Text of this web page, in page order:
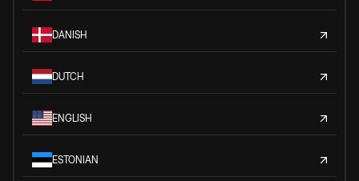
DANISH
DUTCH
ENGLISH
ESTONIAN